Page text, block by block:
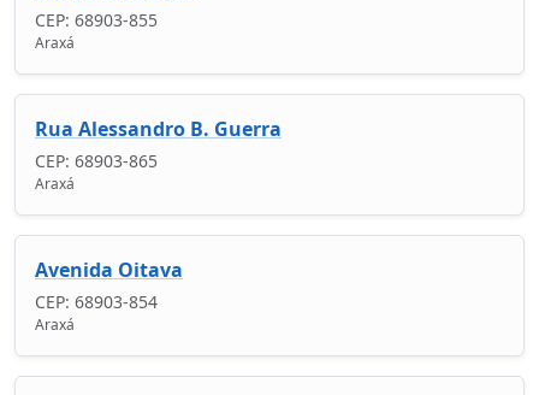
CEP: 68903-855
Araxá
Rua Alessandro B. Guerra
CEP: 68903-865
Araxá
Avenida Oitava
CEP: 68903-854
Araxá